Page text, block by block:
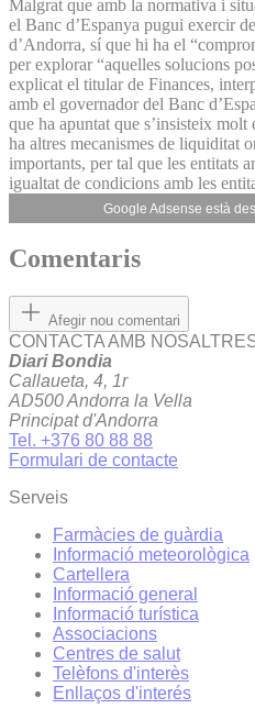
Malgrat que amb la normativa i
el Banc d’Espanya pugui exercir
d’Andorra, sí que hi ha el
per explorar “aquelles solucions
explicat el titular de Finances,
amb el governador del Banc
que ha apuntat que s’insisteix
ha altres mecanismes de liquiditat
importants, per tal que les entitats
igualtat de condicions amb les
Google Adsense està
Comentaris
Afegir nou comentari
CONTACTA AMB
Diari Bondia
Callaueta, 4, 1r
AD500 Andorra la Vella
Principat d'Andorra
Tel. +376 80 88 88
Formulari de contacte
Serveis
Farmàcies de guàrdia
Informació meteorològica
Cartellera
Informació general
Informació turística
Associacions
Centres de salut
Telèfons d'interès
Enllaços d'interés